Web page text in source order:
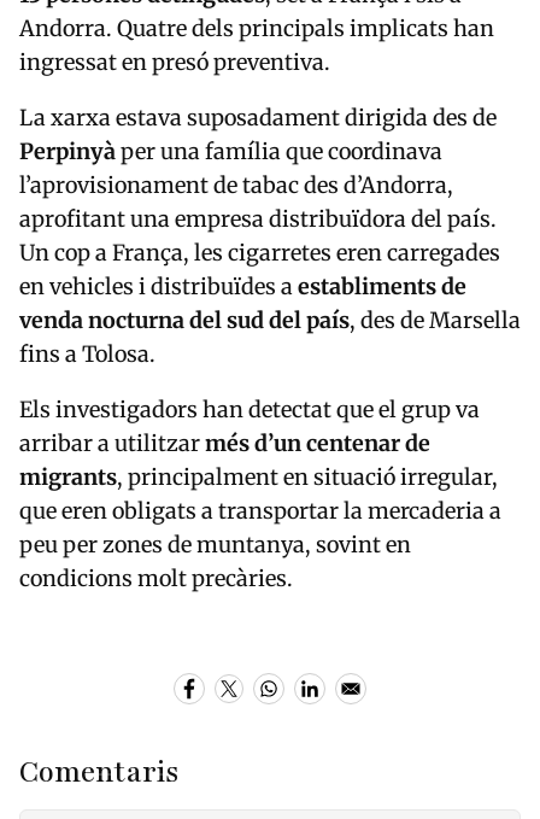
Andorra. Quatre dels principals implicats han
ingressat en presó preventiva.
La xarxa estava suposadament dirigida des de
Perpinyàper una família que coordinava
l’aprovisionament de tabac des d’Andorra,
aprofitant una empresa distribuïdora del país.
Un cop a França, les cigarretes eren carregades
en vehicles i distribuïdes aestabliments de
venda nocturna del sud del país, des de Marsella
fins a Tolosa.
Els investigadors han detectat que el grup va
arribar a utilitzarmés d’un centenar de
migrants, principalment en situació irregular,
que eren obligats a transportar la mercaderia a
peu per zones de muntanya, sovint en
condicions molt precàries.
Comentaris